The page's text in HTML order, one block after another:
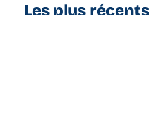
Les plus récents